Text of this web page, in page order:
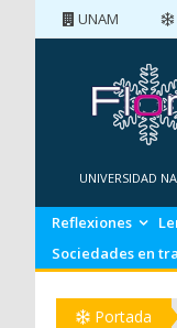
UNAM
UNIVERSIDAD
Reflexiones
Sociedades en
Portada